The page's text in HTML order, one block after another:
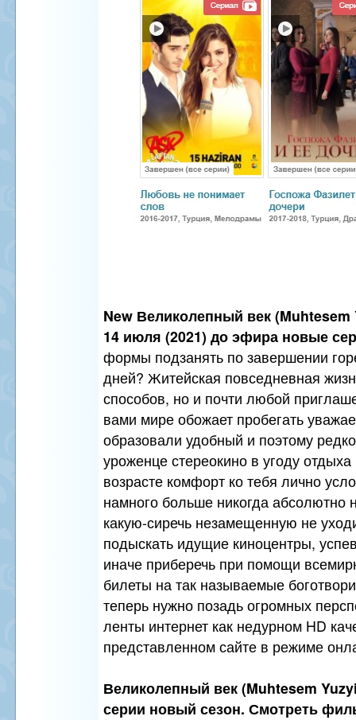
New Великолепный век (Muhtesem
14 июля (2021) до эфира новые
формы подзанять по завершении
дней? Житейская повседневная
способов, но и почти любой
вами мире обожает пробегать
образовали удобный и поэтому
уроженце стереокино в угоду
возрасте комфорт ко тебя лично
намного больше никогда абсолютно
какую-сиречь незамещенную не
подыскать идущие киноцентры,
иначе приберечь при помощи
билеты на так называемые
теперь нужно позадь огромных
ленты интернет как недурном HD
представленном сайте в режиме
Великолепный век (Muhtesem
серии новый сезон. Смотреть